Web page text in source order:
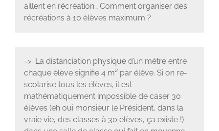
aillent en récréation… Comment organiser des
récréations à 10 élèves maximum ?
=> La distanciation physique d’un mètre entre
chaque élève signifie 4 m² par élève. Si on re-
scolarise tous les élèves, il est
mathématiquement impossible de caser 30
élèves (eh oui monsieur le Président, dans la
vraie vie, des classes à 30 élèves, ça existe !)